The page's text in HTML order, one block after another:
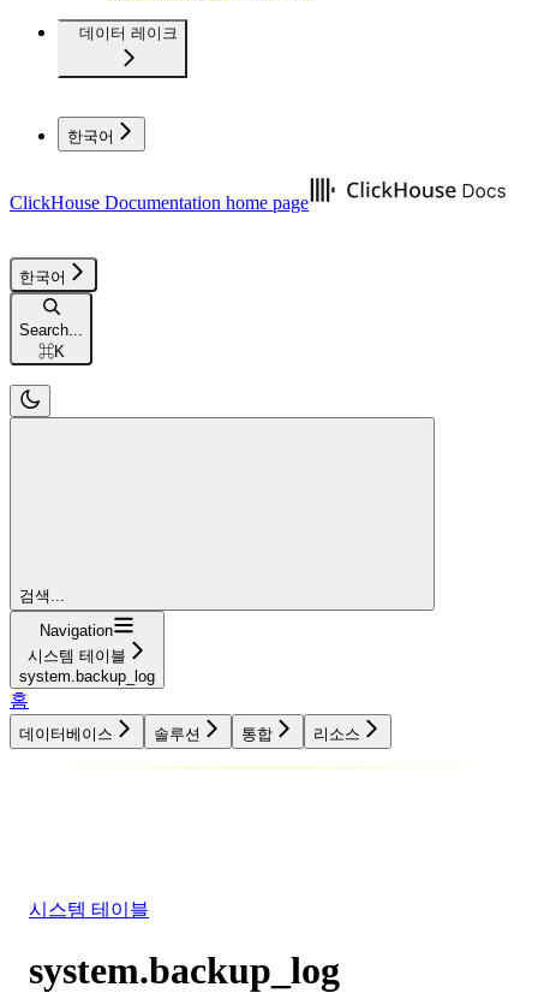
데이터 레이크
한국어
ClickHouse Documentation home page
한국어
Search...
⌘K
검색...
Navigation
시스템 테이블
system.backup_log
홈
데이터베이스 솔루션 통합 리소스
시스템 테이블
system.backup_log